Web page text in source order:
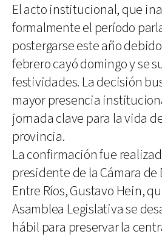
El acto institucional, que
formalmente el período
postergarse este año
febrero cayó domingo y se
festividades. La decisión
mayor presencia
jornada clave para la vida
provincia.
La confirmación fue
presidente de la Cámara
Entre Ríos, Gustavo Hein,
Asamblea Legislativa se
hábil para preservar la